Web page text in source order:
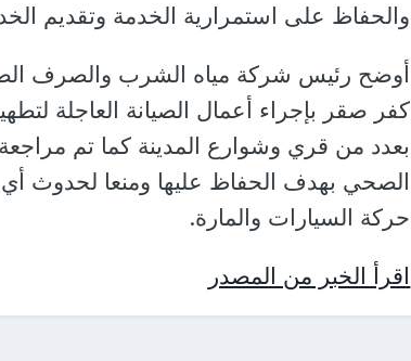
والحفاظ على استمرارية الخدمة وتقديم
أوضح رئيس شركة مياه الشرب والصرف
كفر صقر بإجراء أعمال الصيانة العاجلة
بعدد من قري وشوارع المدينة كما تم
الصحي بهدف الحفاظ عليها ومنعا لحدوث
حركة السيارات والمارة.
اقرأ الخبر من المصدر